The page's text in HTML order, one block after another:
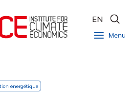
Menu
EN
énergétique